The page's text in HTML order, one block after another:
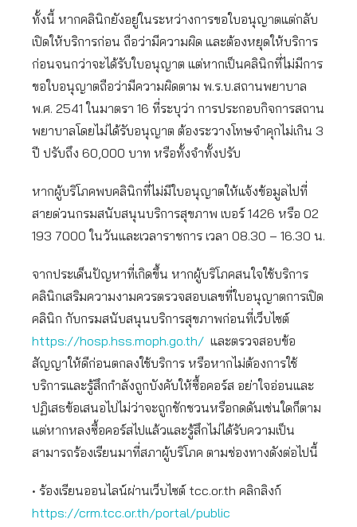
ทั้งนี้ หากคลินิกยังอยู่ในระหว่างการขอใบอนุญาตแต่กลับ
เปิดให้บริการก่อน ถือว่ามีความผิด และต้องหยุดให้บริการ
ก่อนจนกว่าจะได้รับใบอนุญาต แต่หากเป็นคลินิกที่ไม่มีการ
ขอใบอนุญาตถือว่ามีความผิดตาม พ.ร.บ.สถานพยาบาล
พ.ศ. 2541 ในมาตรา 16 ที่ระบุว่า การประกอบกิจการสถาน
พยาบาลโดยไม่ได้รับอนุญาต ต้องระวางโทษจำคุกไม่เกิน 3
ปี ปรับถึง 60,000 บาท หรือทั้งจำทั้งปรับ
หากผู้บริโภคพบคลินิกที่ไม่มีใบอนุญาตให้แจ้งข้อมูลไปที่
สายด่วนกรมสนับสนุนบริการสุขภาพ เบอร์ 1426 หรือ 02
193 7000 ในวันและเวลาราชการ เวลา 08.30 – 16.30 น.
จากประเด็นปัญหาที่เกิดขึ้น หากผู้บริโภคสนใจใช้บริการ
คลินิกเสริมความงามควรตรวจสอบเลขที่ใบอนุญาตการเปิด
คลินิก กับกรมสนับสนุนบริการสุขภาพก่อนที่เว็บไซต์
https://hosp.hss.moph.go.th/ และตรวจสอบข้อ
สัญญาให้ดีก่อนตกลงใช้บริการ หรือหากไม่ต้องการใช้
บริการและรู้สึกกำลังถูกบังคับให้ซื้อคอร์ส อย่าใจอ่อนและ
ปฏิเสธข้อเสนอไปไม่ว่าจะถูกชักชวนหรือกดดันเช่นใดก็ตาม
แต่หากหลงซื้อคอร์สไปแล้วและรู้สึกไม่ได้รับความเป็น
สามารถร้องเรียนมาที่สภาผู้บริโภค ตามช่องทางดังต่อไปนี้
• ร้องเรียนออนไลน์ผ่านเว็บไซต์ tcc.or.th คลิกลิงก์
https://crm.tcc.or.th/portal/public